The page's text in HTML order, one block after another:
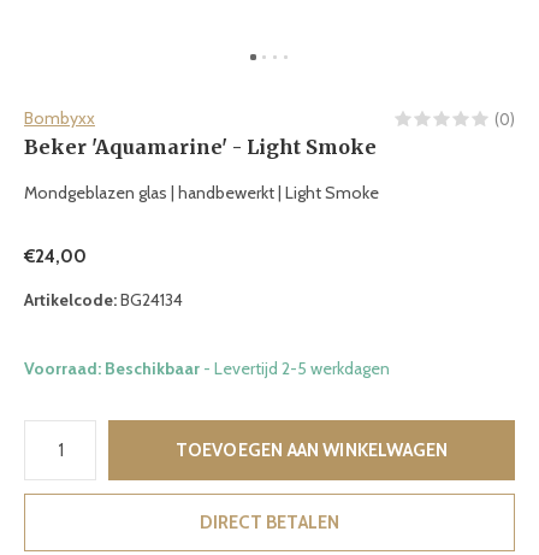
Bombyxx (0)
Beker 'Aquamarine' - Light Smoke
Mondgeblazen glas | handbewerkt | Light Smoke
€24,00
Artikelcode:BG24134
Voorraad: Beschikbaar - Levertijd 2-5 werkdagen
TOEVOEGEN AAN WINKELWAGEN
DIRECT BETALEN